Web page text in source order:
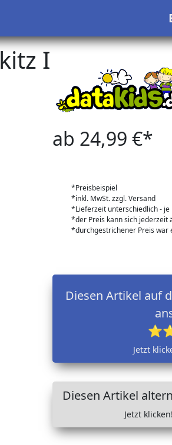
I
ab 24,99 €*
*Preisbeispiel
*inkl. MwSt. zzgl. Versand
*Lieferzeit unterschiedlich - je
*der Preis kann sich jederzeit
*durchgestrichener Preis war
Diesen Artikel auf
Jetzt
Diesen Artikel
Jetzt